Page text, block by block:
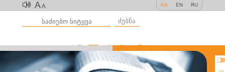
AA KA EN RU
ძებნა